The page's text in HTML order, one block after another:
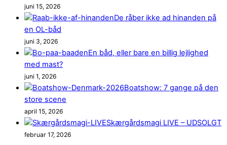
juni 15, 2026
De råber ikke ad hinanden på
en OL-båd
juni 3, 2026
En båd, eller bare en billig lejlighed
med mast?
juni 1, 2026
Boatshow: 7 gange på den
store scene
april 15, 2026
Skærgårdsmagi LIVE – UDSOLGT
februar 17, 2026